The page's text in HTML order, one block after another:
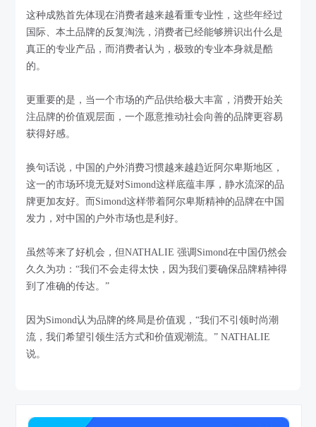
这种成熟首先体现在消费者越来越看重专业性，这些年经过
国际、本土品牌的反复淘洗，消费者已经能够辨识出什么是
真正的专业产品，而消费者认为，极致的专业本身就是酷
的。
更重要的是，当一个市场的产品供给极大丰富，消费开始关
注品牌的价值观层面，一个愿意推动社会向善的品牌更容易
获得好感。
换句话说，中国的户外消费习惯越来越趋近阿尔卑斯地区，
这一的市场环境无疑对Simond这样底蕴丰厚，静水流深的品
牌更加友好。而Simond这样带着阿尔卑斯精神的品牌在中国
发力，对中国的户外市场也是利好。
虽然等来了好机会，但NATHALIE 强调Simond在中国仍然会
久久为功：“我们不会走得太快，因为我们要确保品牌精神得
到了准确的传达。”
因为Simond认为品牌的终局是价值观，“我们不引领时尚潮
流，我们希望引领生活方式和价值观潮流。” NATHALIE
说。